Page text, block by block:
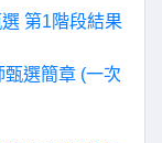
第1階段結果
選簡章 (一次